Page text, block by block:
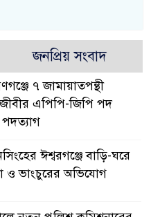
জনপ্রিয় সংবাদ
৭ জামায়াতপন্থী
এপিপি-জিপি পদ
ঈশ্বরগঞ্জে বাড়ি-ঘরে
ও ভাংচুরের অভিযোগ